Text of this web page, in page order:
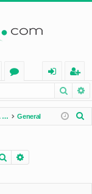
os
nt
ifi
e
eg
ist
ra
ARQUITECTURA (España) General
r
Buscar